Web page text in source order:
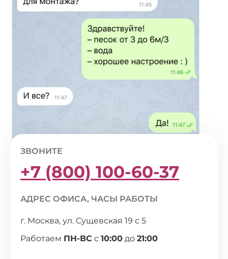
ЗВОНИТЕ
+7 (800) 100-60-37
АДРЕС ОФИСА, ЧАСЫ РАБОТЫ
г. Москва, ул. Сущевская 19 с 5
Работаем ПН-ВС с 10:00 до 21:00